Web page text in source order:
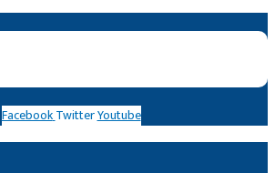
FacebookTwitterYoutube